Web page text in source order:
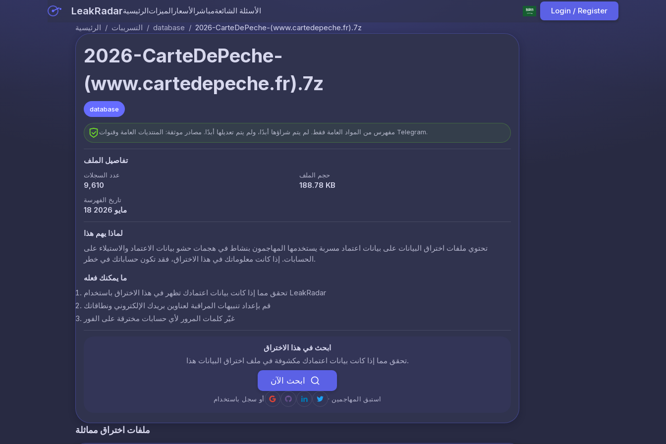
LeakRadarالرئيسيةالميزات الأسعار مباشرالأسئلة الشائعة
Login / Register
الرئيسية / التسريبات / database / 2026-CarteDePeche-(www.cartedepeche.fr).7z
2026-CarteDePeche-
(www.cartedepeche.fr).7z
database
مفهرس من المواد العامة فقط. لم يتم شراؤها أبدًا، ولم يتم تعديلها أبدًا. مصادر موثقة: المنتديات العامة وقنوات Telegram.
تفاصيل الملف
عدد السجلات
9,610
حجم الملف
188.78 KB
تاريخ الفهرسة
18 مايو 2026
لماذا يهم هذا
تحتوي ملفات اختراق البيانات على بيانات اعتماد مسربة يستخدمها المهاجمون بنشاط في هجمات حشو بيانات الاعتماد والاستيلاء على
الحسابات. إذا كانت معلوماتك في هذا الاختراق، فقد تكون حساباتك في خطر.
ما يمكنك فعله
تحقق مما إذا كانت بيانات اعتمادك تظهر في هذا الاختراق باستخدام LeakRadar
قم بإعداد تنبيهات المراقبة لعناوين بريدك الإلكتروني ونطاقاتك
غيّر كلمات المرور لأي حسابات مخترقة على الفور
ابحث في هذا الاختراق
تحقق مما إذا كانت بيانات اعتمادك مكشوفة في ملف اختراق البيانات هذا.
ابحث الآن
أو سجل باستخدام · استبق المهاجمين
ملفات اختراق مماثلة